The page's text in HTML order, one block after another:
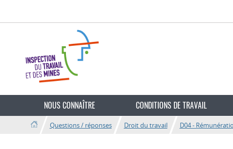
langue
NOUS CONNAÎTRE CONDITIONS DE TRAVAIL
Questions / réponses Droit du travail D04 -